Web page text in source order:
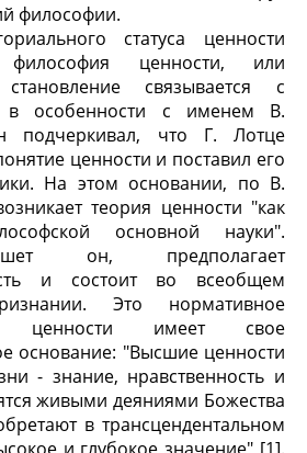
философии.
статуса ценности
философия ценности, или
связывается с
в особенности с именем В.
подчеркивал, что Г. Лотце
ценности и поставил его
На этом основании, по В.
теория ценности "как
основной науки".
он, предполагает
и состоит во всеобщем
Это нормативное
ценности имеет свое
основание: "Высшие ценности
- знание, нравственность и
живыми деяниями Божества
в трансцендентальном